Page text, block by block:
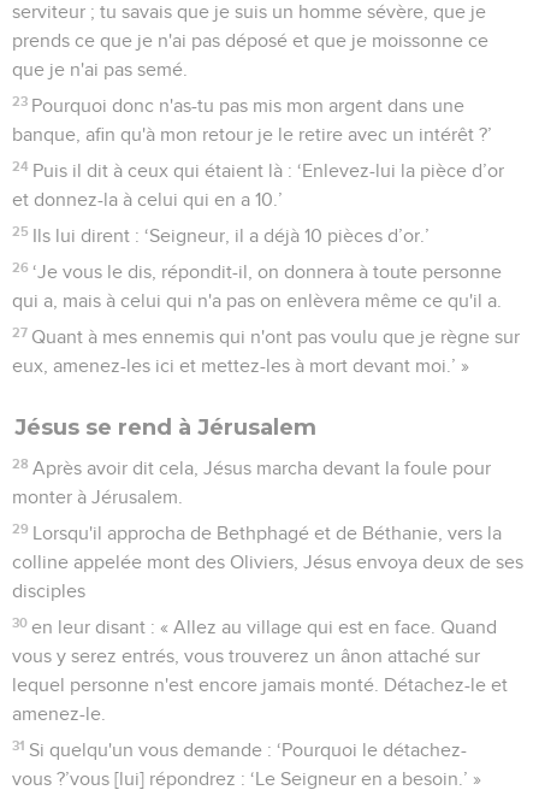
serviteur ; tu savais que je suis un homme sévère, que je
prends ce que je n'ai pas déposé et que je moissonne ce
que je n'ai pas semé.
23 Pourquoi donc n'as-tu pas mis mon argent dans une
banque, afin qu'à mon retour je le retire avec un intérêt ?’
24 Puis il dit à ceux qui étaient là : ‘Enlevez-lui la pièce d’or
et donnez-la à celui qui en a 10.’
25 Ils lui dirent : ‘Seigneur, il a déjà 10 pièces d’or.’
26 ‘Je vous le dis, répondit-il, on donnera à toute personne
qui a, mais à celui qui n'a pas on enlèvera même ce qu'il a.
27 Quant à mes ennemis qui n'ont pas voulu que je règne sur
eux, amenez-les ici et mettez-les à mort devant moi.’ »
Jésus se rend à Jérusalem
28 Après avoir dit cela, Jésus marcha devant la foule pour
monter à Jérusalem.
29 Lorsqu'il approcha de Bethphagé et de Béthanie, vers la
colline appelée mont des Oliviers, Jésus envoya deux de ses
disciples
30 en leur disant : « Allez au village qui est en face. Quand
vous y serez entrés, vous trouverez un ânon attaché sur
lequel personne n'est encore jamais monté. Détachez-le et
amenez-le.
31 Si quelqu'un vous demande : ‘Pourquoi le détachez-
vous ?’vous [lui] répondrez : ‘Le Seigneur en a besoin.’ »